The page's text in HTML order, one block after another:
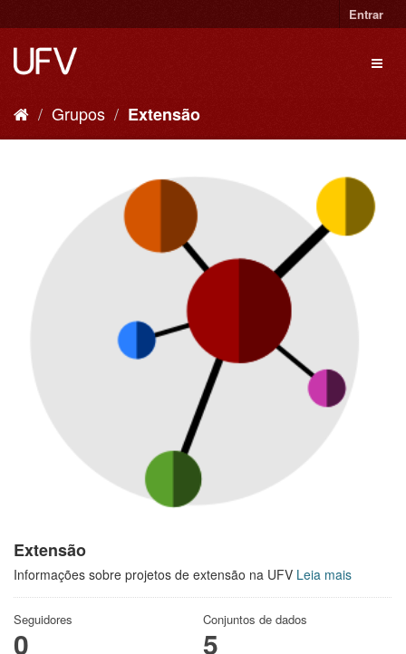
Entrar
Grupos Extensão
Extensão
Informações sobre projetos de extensão na UFV Leia mais
Seguidores
0
Conjuntos de dados
5